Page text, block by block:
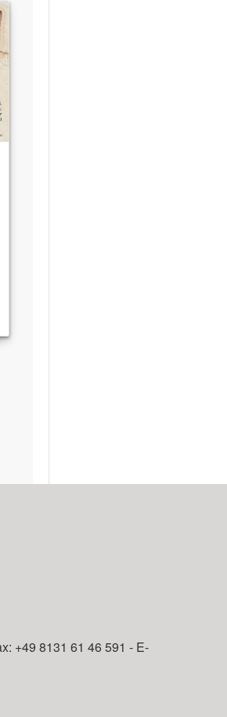
+49 8131 61 46 591 - E-